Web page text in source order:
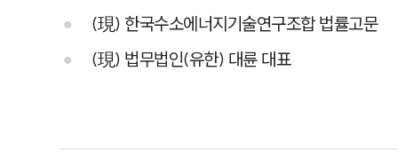
(現) 한국수소에너지기술연구조합 법률고문
(現) 법무법인(유한) 대륜 대표